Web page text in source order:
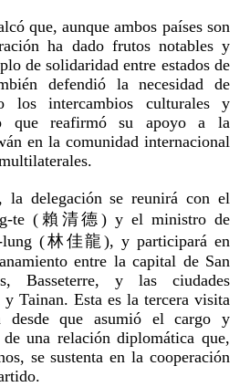
que, aunque ambos países son
ha dado frutos notables y
de solidaridad entre estados de
defendió la necesidad de
los intercambios culturales y
que reafirmó su apoyo a la
en la comunidad internacional
la delegación se reunirá con el
te (賴清德) y el ministro de
lung (林佳龍), y participará en
entre la capital de San
Basseterre, y las ciudades
y Tainan. Esta es la tercera visita
desde que asumió el cargo y
una relación diplomática que,
se sustenta en la cooperación